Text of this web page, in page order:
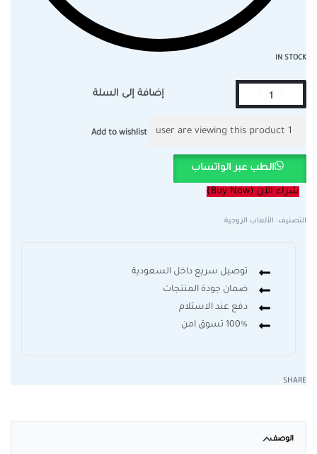
IN STOCK
إضافة إلى السلة
1
Add to wishlist
الطب عبر الواتساب
شراء الآن (Buy Now)
التصنيف: الألعاب الزوجية
توصيل سريع داخل السعودية
ضمان جودة المنتجات
دفع عند الاستلام
100% تسوق امن
SHARE
الوصف